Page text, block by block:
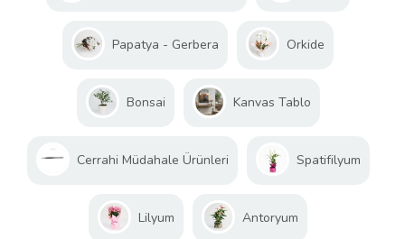
Papatya - Gerbera Orkide
Bonsai Kanvas Tablo
Cerrahi Müdahale Ürünleri Spatifilyum
Lilyum Antoryum